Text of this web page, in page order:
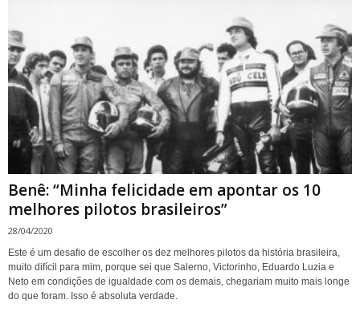
Benê: “Minha felicidade em apontar os 10
melhores pilotos brasileiros”
28/04/2020
Este é um desafio de escolher os dez melhores pilotos da história brasileira,
muito difícil para mim, porque sei que Salerno, Victorinho, Eduardo Luzia e
Neto em condições de igualdade com os demais, chegariam muito mais longe
do que foram. Isso é absoluta verdade.